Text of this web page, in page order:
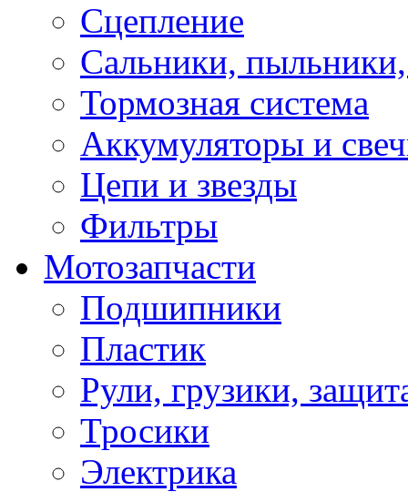
Сцепление
Сальники,
Тормозная система
Аккумуляторы и
Цепи и звезды
Фильтры
Мотозапчасти
Подшипники
Пластик
Рули, грузики,
Тросики
Электрика